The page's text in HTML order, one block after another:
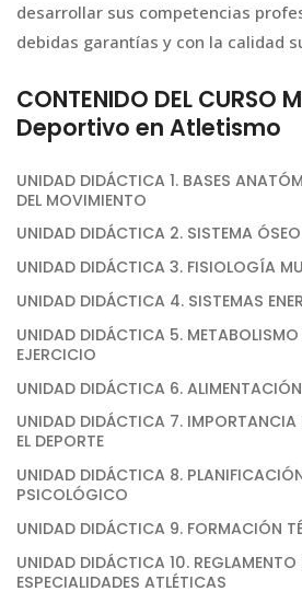
desarrollar sus competencias
debidas garantías y con la calidad
CONTENIDO DEL CURSO
Deportivo en Atletismo
UNIDAD DIDÁCTICA 1. BASES
DEL MOVIMIENTO
UNIDAD DIDÁCTICA 2. SISTEMA ÓSEO
UNIDAD DIDÁCTICA 3. FISIOLOGÍA
UNIDAD DIDÁCTICA 4. SISTEMAS
UNIDAD DIDÁCTICA 5. METABOLISMO
EJERCICIO
UNIDAD DIDÁCTICA 6. ALIMENTACIÓN
UNIDAD DIDÁCTICA 7. IMPORTANCIA
EL DEPORTE
UNIDAD DIDÁCTICA 8.
PSICOLÓGICO
UNIDAD DIDÁCTICA 9. FORMACIÓN
UNIDAD DIDÁCTICA 10. REGLAMENTO
ESPECIALIDADES ATLÉTICAS